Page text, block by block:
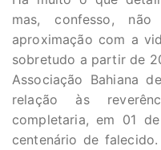
mas, confesso,
aproximação com a
sobretudo a partir de
Associação Bahiana
relação às
completaria, em 01
centenário de